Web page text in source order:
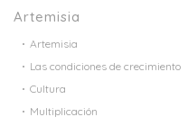
Artemisia
Artemisia
Las condiciones de crecimiento
Cultura
Multiplicación